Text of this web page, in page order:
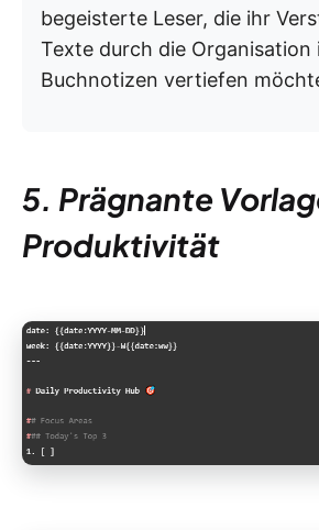
begeisterte Leser, die ihr
Texte durch die Organisation
Buchnotizen vertiefen
5. Prägnante
Produktivität